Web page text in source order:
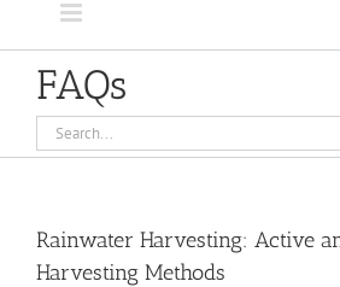
content
FAQs
Search
for:
Rainwater Harvesting: Active
Harvesting Methods